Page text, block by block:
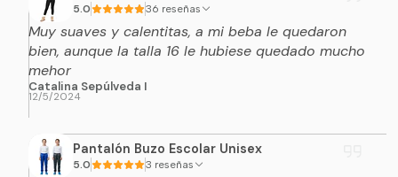
5.0 36 reseñas
Muy suaves y calentitas, a mi beba le quedaron
bien, aunque la talla 16 le hubiese quedado mucho
mehor
Catalina Sepúlveda I
12/5/2024
Pantalón Buzo Escolar Unisex
5.0 3 reseñas